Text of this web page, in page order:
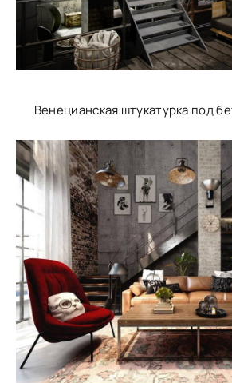
Венецианская штукатурка под